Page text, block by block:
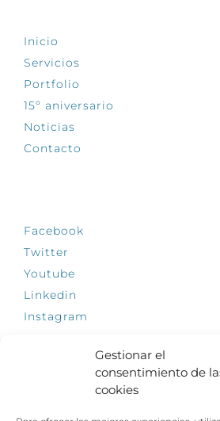
Gestionar el
consentimiento de
cookies
Inicio
Servicios
Portfolio
15º aniversario
Noticias
Contacto
Facebook
Twitter
Youtube
Linkedin
Instagram